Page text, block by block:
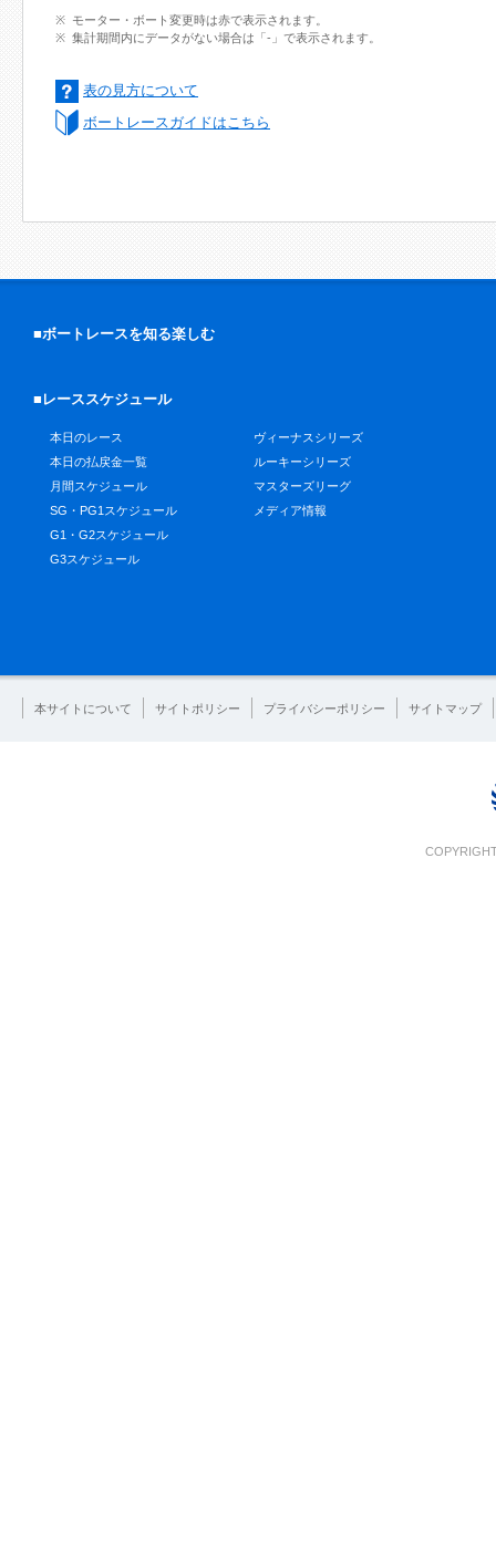
モーター・ボート変更時は赤で表示されます。
集計期間内にデータがない場合は「-」で表示されます。
表の見方について
ボートレースガイドはこちら
■ボートレースを知る楽しむ
■レーススケジュール
本日のレース
本日の払戻金一覧
月間スケジュール
SG・PG1スケジュール
G1・G2スケジュール
G3スケジュール
ヴィーナスシリーズ
ルーキーシリーズ
マスターズリーグ
メディア情報
本サイトについて サイトポリシー プライバシーポリシー サイトマップ